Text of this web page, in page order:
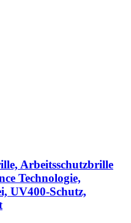
Arbeitsschutzbrille
Technologie,
UV400-Schutz,